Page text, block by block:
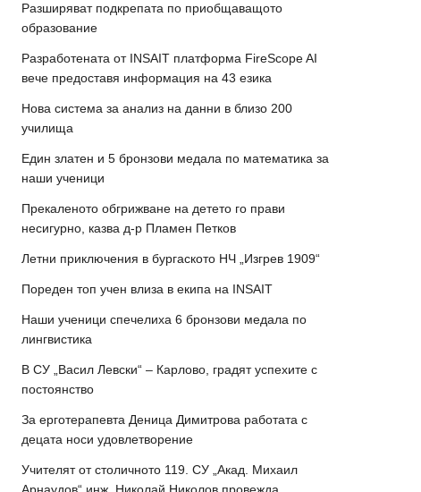
Разширяват подкрепата по приобщаващото
образование
Разработената от INSAIT платформа FireScope AI
вече предоставя информация на 43 езика
Нова система за анализ на данни в близо 200
училища
Един златен и 5 бронзови медала по математика за
наши ученици
Прекаленото обгрижване на детето го прави
несигурно, казва д-р Пламен Петков
Летни приключения в бургаското НЧ „Изгрев 1909“
Пореден топ учен влиза в екипа на INSAIT
Наши ученици спечелиха 6 бронзови медала по
лингвистика
В СУ „Васил Левски“ – Карлово, градят успехите с
постоянство
За ерготерапевта Деница Димитрова работата с
децата носи удовлетворение
Учителят от столичното 119. СУ „Акад. Михаил